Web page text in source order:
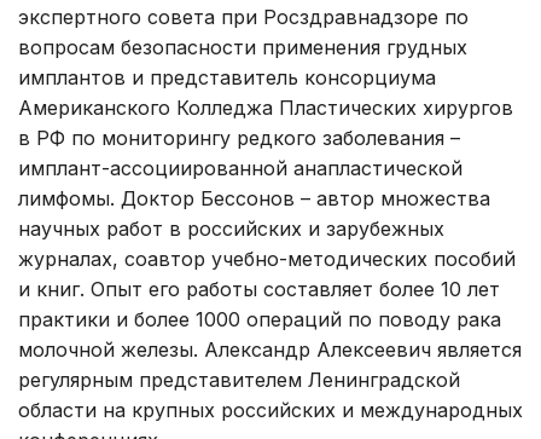
экспертного совета при Росздравнадзоре по
вопросам безопасности применения грудных
имплантов и представитель консорциума
Американского Колледжа Пластических хирургов
в РФ по мониторингу редкого заболевания –
имплант-ассоциированной анапластической
лимфомы. Доктор Бессонов – автор множества
научных работ в российских и зарубежных
журналах, соавтор учебно-методических пособий
и книг. Опыт его работы составляет более 10 лет
практики и более 1000 операций по поводу рака
молочной железы. Александр Алексеевич является
регулярным представителем Ленинградской
области на крупных российских и международных